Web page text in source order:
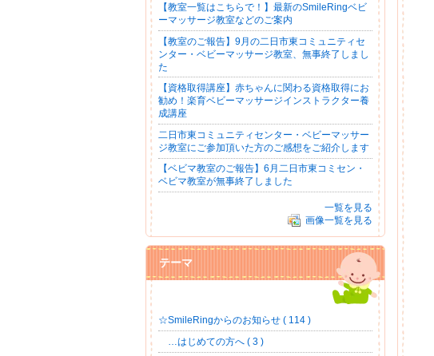
【教室一覧はこちらで！】最新のSmileRingベビ
ーマッサージ教室などのご案内
【教室のご報告】9月の二日市東コミュニティセ
ンター・ベビーマッサージ教室、無事終了しまし
た
【資格取得講座】赤ちゃんに関わる資格取得にお
勧め！楽育ベビーマッサージインストラクター養
成講座
二日市東コミュニティセンター・ベビーマッサー
ジ教室にご参加頂いた方のご感想をご紹介します
【ベビマ教室のご報告】6月二日市東コミセン・
ベビマ教室が無事終了しました
一覧を見る
画像一覧を見る
テーマ
☆SmileRingからのお知らせ ( 114 )
…はじめての方へ ( 3 )